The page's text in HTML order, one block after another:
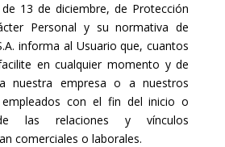
13 de diciembre, de Protección
Personal y su normativa de
informa al Usuario que, cuantos
en cualquier momento y de
nuestra empresa o a nuestros
empleados con el fin del inicio o
las relaciones y vínculos
comerciales o laborales.